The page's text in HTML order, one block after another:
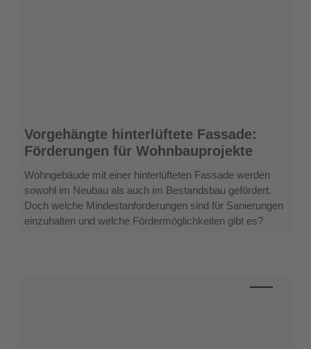
Vorgehängte
hinterlüftete
Fassade:
Förderungen
Wohnbauprojekte
Vorgehängte hinterlüftete Fassade:
Förderungen für Wohnbauprojekte
Wohngebäude mit einer hinterlüfteten Fassade werden
sowohl im Neubau als auch im Bestandsbau gefördert.
Doch welche Mindestanforderungen sind für Sanierungen
einzuhalten und welche Fördermöglichkeiten gibt es?